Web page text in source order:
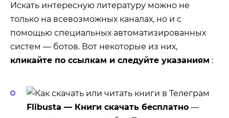
Искать интересную литературу можно не
только на всевозможных каналах, но и с
помощью специальных автоматизированных
систем — ботов. Вот некоторые из них,
кликайте по ссылкам и следуйте указаниям :
Flibusta — Книги скачать бесплатно —